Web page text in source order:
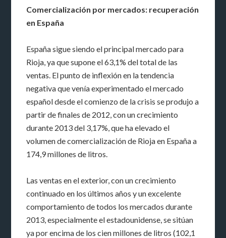
Comercialización por mercados: recuperación
en España
España sigue siendo el principal mercado para
Rioja, ya que supone el 63,1% del total de las
ventas. El punto de inflexión en la tendencia
negativa que venía experimentado el mercado
español desde el comienzo de la crisis se produjo a
partir de finales de 2012, con un crecimiento
durante 2013 del 3,17%, que ha elevado el
volumen de comercialización de Rioja en España a
174,9 millones de litros.
Las ventas en el exterior, con un crecimiento
continuado en los últimos años y un excelente
comportamiento de todos los mercados durante
2013, especialmente el estadounidense, se sitúan
ya por encima de los cien millones de litros (102,1